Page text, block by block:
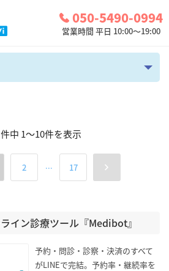
050-5490-0994
営業時間 平日 10:00～19:00
地域
検索
件中 1～10件を表示
2 ... 17
イン診療ツール『Medibot』
予約・問診・診察・決済のすべて
がLINEで完結。予約率・継続率を
？